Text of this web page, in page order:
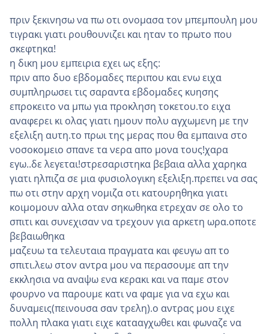
πριν ξεκινησω να πω οτι ονομασα τον μπεμπουλη μου
τιγρακι γιατι ρουθουνιζει και ηταν το πρωτο που
σκεφτηκα!
η δικη μου εμπειρια εχει ως εξης:
πριν απο δυο εβδομαδες περιπου και ενω ειχα
συμπληρωσει τις σαραντα εβδομαδες κυησης
επροκειτο να μπω για προκληση τοκετου.το ειχα
αναφερει κι ολας γιατι ημουν πολυ αγχωμενη με την
εξελιξη αυτη.το πρωι της μερας που θα εμπαινα στο
νοσοκομειο σπανε τα νερα απο μονα τους!χαρα
εγω..δε λεγεται!στρεσαριστηκα βεβαια αλλα χαρηκα
γιατι ηλπιζα σε μια φυσιολογικη εξελιξη.πρεπει να σας
πω οτι στην αρχη νομιζα οτι κατουρηθηκα γιατι
κοιμομουν αλλα οταν σηκωθηκα ετρεχαν σε ολο το
σπιτι και συνεχισαν να τρεχουν για αρκετη ωρα.οποτε
βεβαιωθηκα
μαζευω τα τελευταια πραγματα και φευγω απ το
σπιτι.λεω στον αντρα μου να περασουμε απ την
εκκλησια να αναψω ενα κερακι και να παμε στον
φουρνο να παρουμε κατι να φαμε για να εχω και
δυναμεις(πεινουσα σαν τρελη).ο αντρας μου ειχε
πολλη πλακα γιατι ειχε κατααγχωθει και φωναζε να